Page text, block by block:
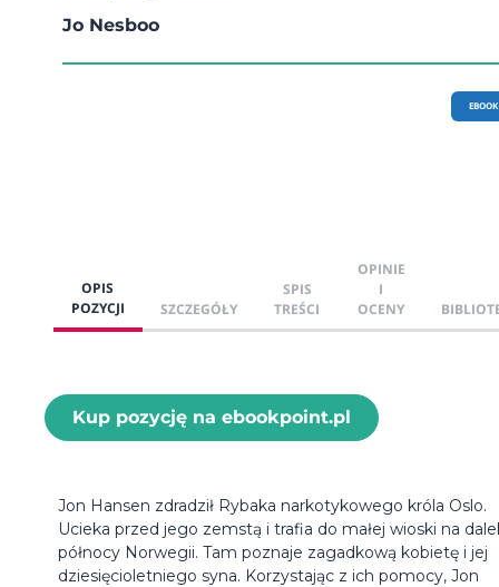
Jo Nesboo
EBOOK
OPIS
POZYCJI
SZCZEGÓŁY
SPIS
TREŚCI
OPINIE
I
OCENY
Kup pozycję na ebookpoint.pl
Jon Hansen zdradził Rybaka narkotykowego króla Oslo.
Ucieka przed jego zemstą i trafia do małej wioski na
północy Norwegii. Tam poznaje zagadkową kobietę i jej
dziesięcioletniego syna. Korzystając z ich pomocy, Jon